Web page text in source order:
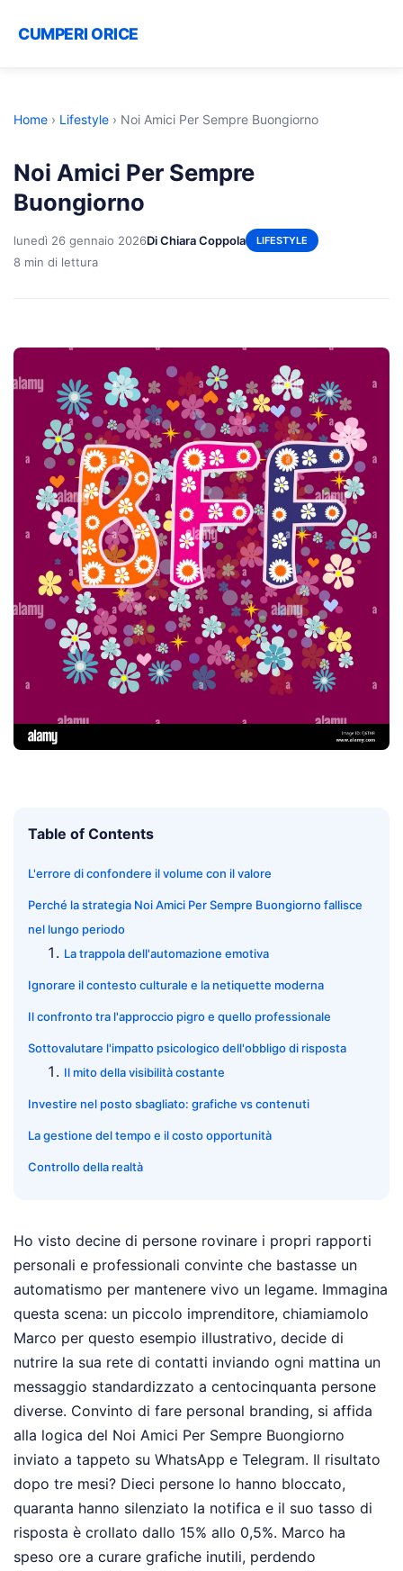
CUMPERI ORICE
Home › Lifestyle › Noi Amici Per Sempre Buongiorno
Noi Amici Per Sempre
Buongiorno
lunedì 26 gennaio 2026Di Chiara Coppola LIFESTYLE
8 min di lettura
Table of Contents
L'errore di confondere il volume con il valore
Perché la strategia Noi Amici Per Sempre Buongiorno fallisce
nel lungo periodo
La trappola dell'automazione emotiva
Ignorare il contesto culturale e la netiquette moderna
Il confronto tra l'approccio pigro e quello professionale
Sottovalutare l'impatto psicologico dell'obbligo di risposta
Il mito della visibilità costante
Investire nel posto sbagliato: grafiche vs contenuti
La gestione del tempo e il costo opportunità
Controllo della realtà
Ho visto decine di persone rovinare i propri rapporti
personali e professionali convinte che bastasse un
automatismo per mantenere vivo un legame. Immagina
questa scena: un piccolo imprenditore, chiamiamolo
Marco per questo esempio illustrativo, decide di
nutrire la sua rete di contatti inviando ogni mattina un
messaggio standardizzato a centocinquanta persone
diverse. Convinto di fare personal branding, si affida
alla logica del Noi Amici Per Sempre Buongiorno
inviato a tappeto su WhatsApp e Telegram. Il risultato
dopo tre mesi? Dieci persone lo hanno bloccato,
quaranta hanno silenziato la notifica e il suo tasso di
risposta è crollato dallo 15% allo 0,5%. Marco ha
speso ore a curare grafiche inutili, perdendo